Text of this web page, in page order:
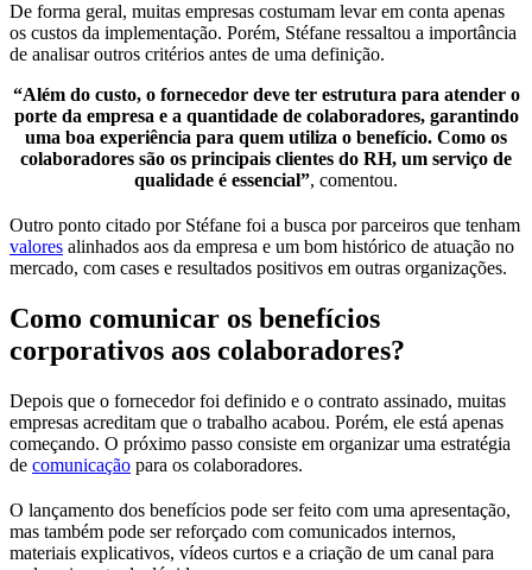
De forma geral, muitas empresas costumam levar em conta apenas
os custos da implementação. Porém, Stéfane ressaltou a importância
de analisar outros critérios antes de uma definição.
“Além do custo, o fornecedor deve ter estrutura para atender o
porte da empresa e a quantidade de colaboradores, garantindo
uma boa experiência para quem utiliza o benefício. Como os
colaboradores são os principais clientes do RH, um serviço de
qualidade é essencial”, comentou.
Outro ponto citado por Stéfane foi a busca por parceiros que tenham
valores alinhados aos da empresa e um bom histórico de atuação no
mercado, com cases e resultados positivos em outras organizações.
Como comunicar os benefícios
corporativos aos colaboradores?
Depois que o fornecedor foi definido e o contrato assinado, muitas
empresas acreditam que o trabalho acabou. Porém, ele está apenas
começando. O próximo passo consiste em organizar uma estratégia
de comunicação para os colaboradores.
O lançamento dos benefícios pode ser feito com uma apresentação,
mas também pode ser reforçado com comunicados internos,
materiais explicativos, vídeos curtos e a criação de um canal para